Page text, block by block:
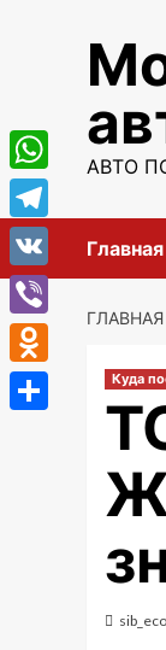
содержимому
АВТО
Главная
ГЛАВНАЯ
Куда
WhatsApp
Telegram
VK
Viber
Odnoklassniki